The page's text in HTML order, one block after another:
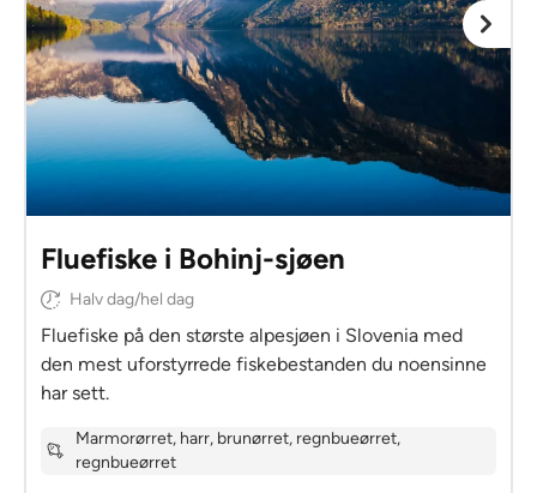
Fluefiske i Bohinj-sjøen
Halv dag/hel dag
Fluefiske på den største alpesjøen i Slovenia med
den mest uforstyrrede fiskebestanden du noensinne
har sett.
Marmorørret, harr, brunørret, regnbueørret,
regnbueørret